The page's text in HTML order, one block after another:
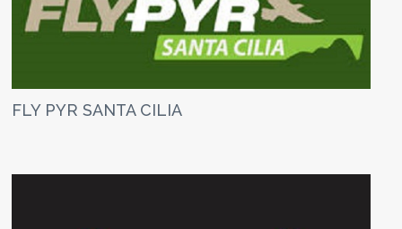
FLY PYR SANTA CILIA